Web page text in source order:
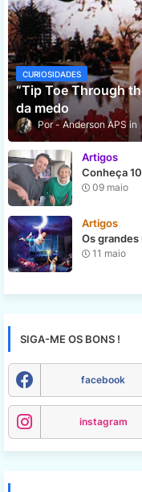
CURIOSIDADES
“Tip Toe Through
da medo
Anderson APS
Artigos
Conheça
09 maio
Artigos
Os
11 maio
SIGA-ME OS BONS !
facebook
instagram